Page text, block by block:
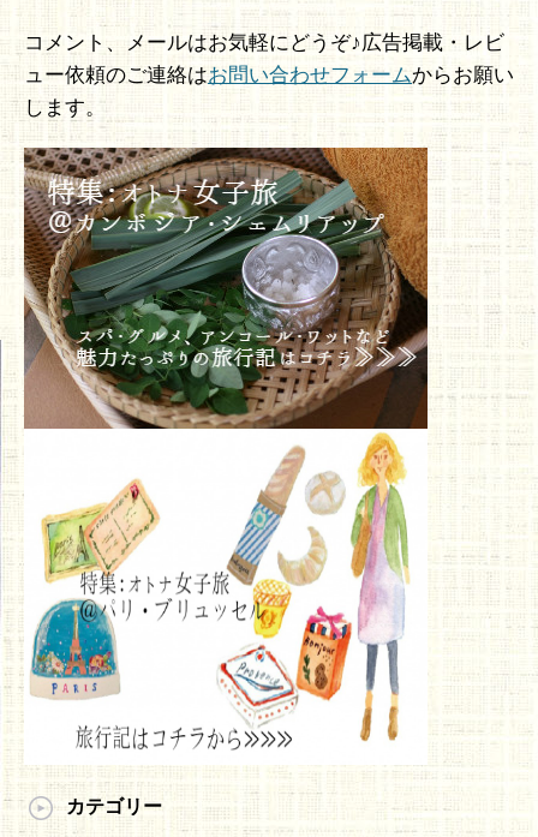
コメント、メールはお気軽にどうぞ♪広告掲載・レビ
ュー依頼のご連絡はお問い合わせフォームからお願い
します。
カテゴリー